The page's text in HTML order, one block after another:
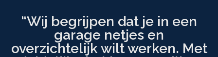
“Wij begrijpen dat je in een
garage netjes en
overzichtelijk wilt werken. Met